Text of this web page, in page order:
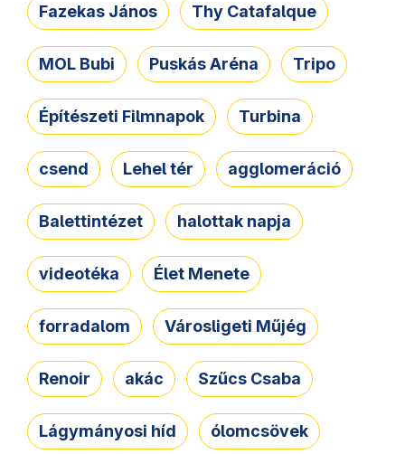
Fazekas János Thy Catafalque
MOL Bubi Puskás Aréna Tripo
Építészeti Filmnapok Turbina
csend Lehel tér agglomeráció
Balettintézet halottak napja
videotéka Élet Menete
forradalom Városligeti Műjég
Renoir akác Szűcs Csaba
Lágymányosi híd ólomcsövek